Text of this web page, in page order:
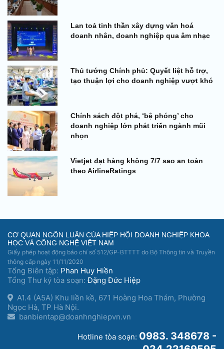
Lan toả tinh thần xây dựng văn hoá
doanh nhân, doanh nghiệp qua âm nhạc
Thủ tướng Chính phủ: Quyết liệt hỗ trợ,
tạo thuận lợi cho doanh nghiệp vượt khó
Chính sách đột phá, ‘bệ phóng’ cho
doanh nghiệp lớn phát triển ngành mũi
nhọn
Vietjet đạt hàng không 7/7 sao an toàn
theo AirlineRatings
CƠ QUAN NGÔN LUẬN CỦA HIỆP HỘI DOANH NGHIỆP KHOA
HỌC VÀ CÔNG NGHỆ VIỆT NAM
Giấy phép hoạt động báo chí số 512/GP-BTTTT do Bộ Thông tin và Truyền
thông cấp ngày 11/11/2020
Tổng Biên tập: Phan Huy Hiền
Tổng Thư ký tòa soạn:Đặng Đức Hiệp
A1.4 (A5A) Khu liền kề, 671 Hoàng Hoa Thám, Phường
Ngọc Hà, TP Hà Nội.
banbientap@doanhnghiepvn.vn
Hotline tòa soạn: 0983. 348678 -